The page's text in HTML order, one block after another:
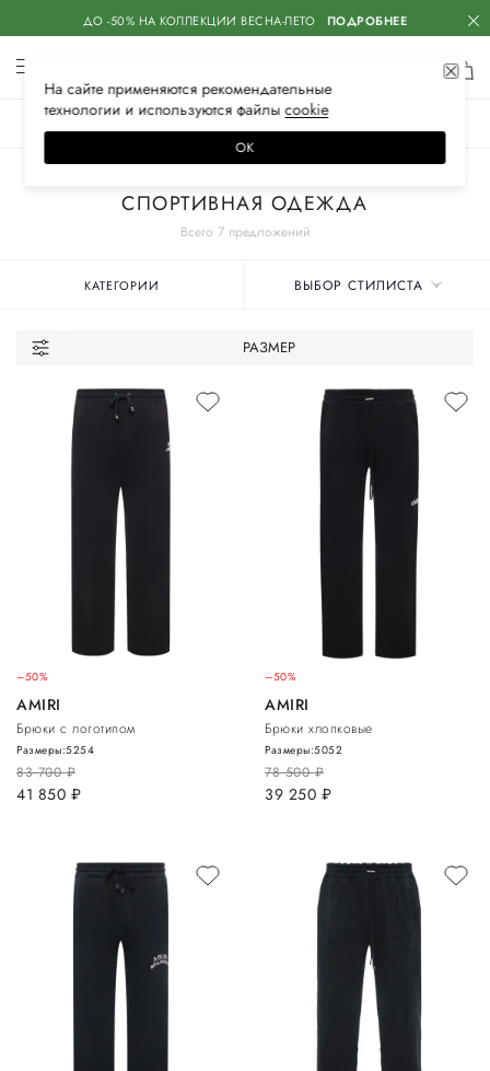
ДО -50% НА КОЛЛЕКЦИИ ВЕСНА-ЛЕТО ПОДРОБНЕЕ
Всего 7 предложений
СПОРТИВНАЯ ОДЕЖДА
КАТЕГОРИИ ВЫБОР СТИЛИСТА
РАЗМЕР
–50%
AMIRI
Брюки с логотипом
83 700руб.
41 850 руб.
Размеры:5254
–50%
AMIRI
Брюки хлопковые
78 500руб.
39 250 руб.
Размеры:5052
На сайте применяются рекомендательные
технологии и используются файлысооkiе
ОК